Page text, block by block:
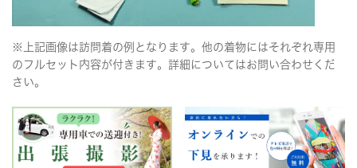
※上記画像は訪問着の例となります。他の着物にはそれぞれ専用
のフルセット内容が付きます。詳細についてはお問い合わせくだ
さい。